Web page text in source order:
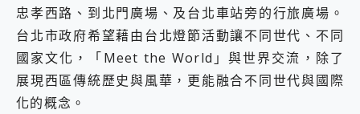
忠孝西路、到北門廣場、及台北車站旁的行旅廣場。
台北市政府希望藉由台北燈節活動讓不同世代、不同
國家文化，「Meet the World」與世界交流，除了
展現西區傳統歷史與風華，更能融合不同世代與國際
化的概念。